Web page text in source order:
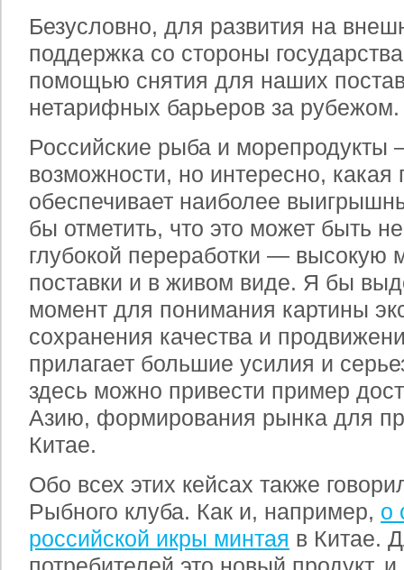
Безусловно, для развития на
поддержка со стороны
помощью снятия для наших
нетарифных барьеров за рубежом.
Российские рыба и морепродукты
возможности, но интересно, какая
обеспечивает наиболее
бы отметить, что это может быть
глубокой переработки — высокую
поставки и в живом виде. Я бы
момент для понимания картины
сохранения качества и
прилагает большие усилия и
здесь можно привести пример
Азию, формирования рынка для
Китае.
Обо всех этих кейсах также
Рыбного клуба. Как и, например, о
российской икры минтая в Китае.